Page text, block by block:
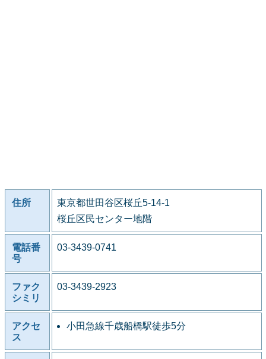
住所
東京都世田谷区桜丘5-14-1
桜丘区民センター地階
電話番
号
03-3439-0741
ファク
シミリ
03-3439-2923
アクセ
ス
小田急線千歳船橋駅徒歩5分